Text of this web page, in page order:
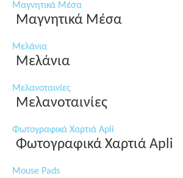
Μαγνητικά Μέσα
Μαγνητικά Μέσα
Μελάνια
Μελάνια
Μελανοταινίες
Μελανοταινίες
Φωτογραφικά Χαρτιά Apli
Φωτογραφικά Χαρτιά Apli
Mouse Pads